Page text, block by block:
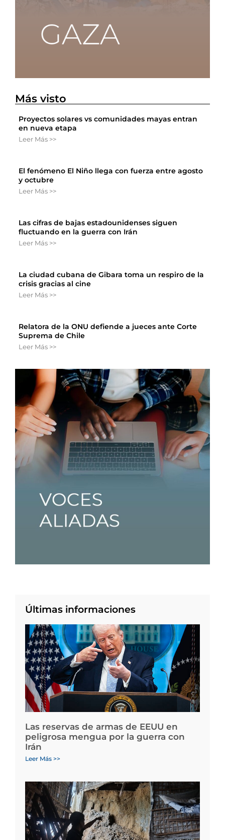
Más visto
Proyectos solares vs comunidades mayas entran
en nueva etapa
Leer Más >>
El fenómeno El Niño llega con fuerza entre agosto
y octubre
Leer Más >>
Las cifras de bajas estadounidenses siguen
fluctuando en la guerra con Irán
Leer Más >>
La ciudad cubana de Gibara toma un respiro de la
crisis gracias al cine
Leer Más >>
Relatora de la ONU defiende a jueces ante Corte
Suprema de Chile
Leer Más >>
Últimas informaciones
Las reservas de armas de EEUU en
peligrosa mengua por la guerra con
Irán
Leer Más >>